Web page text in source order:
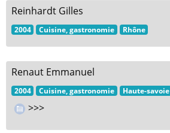
Reinhardt Gilles
2004 Cuisine, gastronomie Rhône
Renaut Emmanuel
2004 Cuisine, gastronomie Haute-savoie
>>>